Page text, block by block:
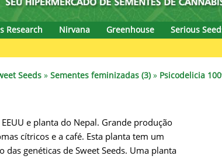
Hyp3rids
Kannabia
krauTHCollective
La Semilla Automatica
Pyramid Seeds
Ripper Seeds
Samsara Seeds
Seedsman
Research Nirvana Greenhouse Serious
Seeds » Sementes feminizadas (3)» Psicodelicia
e planta do Nepal. Grande produção
cítricos e a café. Esta planta tem um
genéticas de Sweet Seeds. Uma planta